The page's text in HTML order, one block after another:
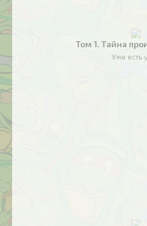
Том 1. Тайна
Уже есть